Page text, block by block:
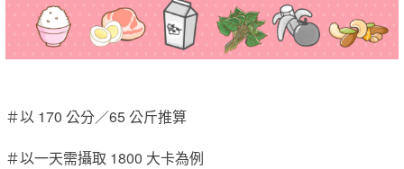
＃以 170 公分／65 公斤推算
＃以一天需攝取 1800 大卡為例